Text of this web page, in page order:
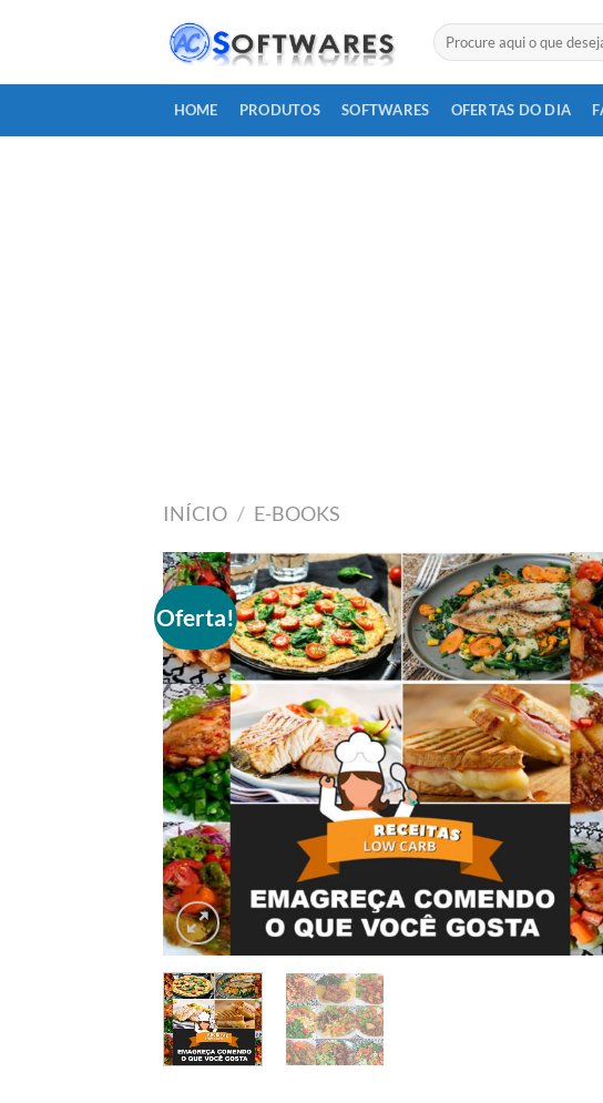
Pesquisar
por:
HOME PRODUTOS SOFTWARES OFERTAS DO DIA
INÍCIO / E-BOOKS
Oferta!
aos
desejos